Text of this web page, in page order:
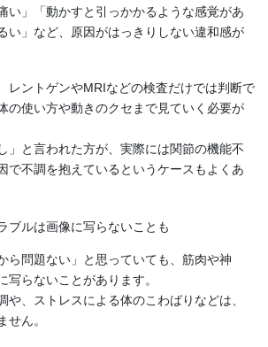
い」「動かすと引っかかるような感覚があ
い」など、原因がはっきりしない違和感が
レントゲンやMRIなどの検査だけでは判断で
の使い方や動きのクセまで見ていく必要が
」と言われた方が、実際には関節の機能不
で不調を抱えているというケースもよくあ
ブルは画像に写らないことも
ら問題ない」と思っていても、筋肉や神
写らないことがあります。
や、ストレスによる体のこわばりなどは、
せん。